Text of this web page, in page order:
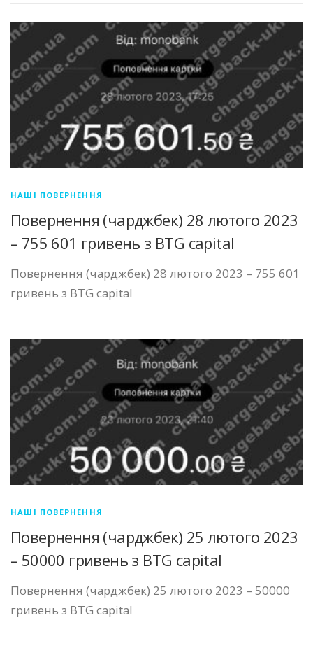
НАШІ ПОВЕРНЕННЯ
Повернення (чарджбек) 28 лютого 2023
– 755 601 гривень з BTG capital
Повернення (чарджбек) 28 лютого 2023 – 755 601
гривень з BTG capital
НАШІ ПОВЕРНЕННЯ
Повернення (чарджбек) 25 лютого 2023
– 50000 гривень з BTG capital
Повернення (чарджбек) 25 лютого 2023 – 50000
гривень з BTG capital